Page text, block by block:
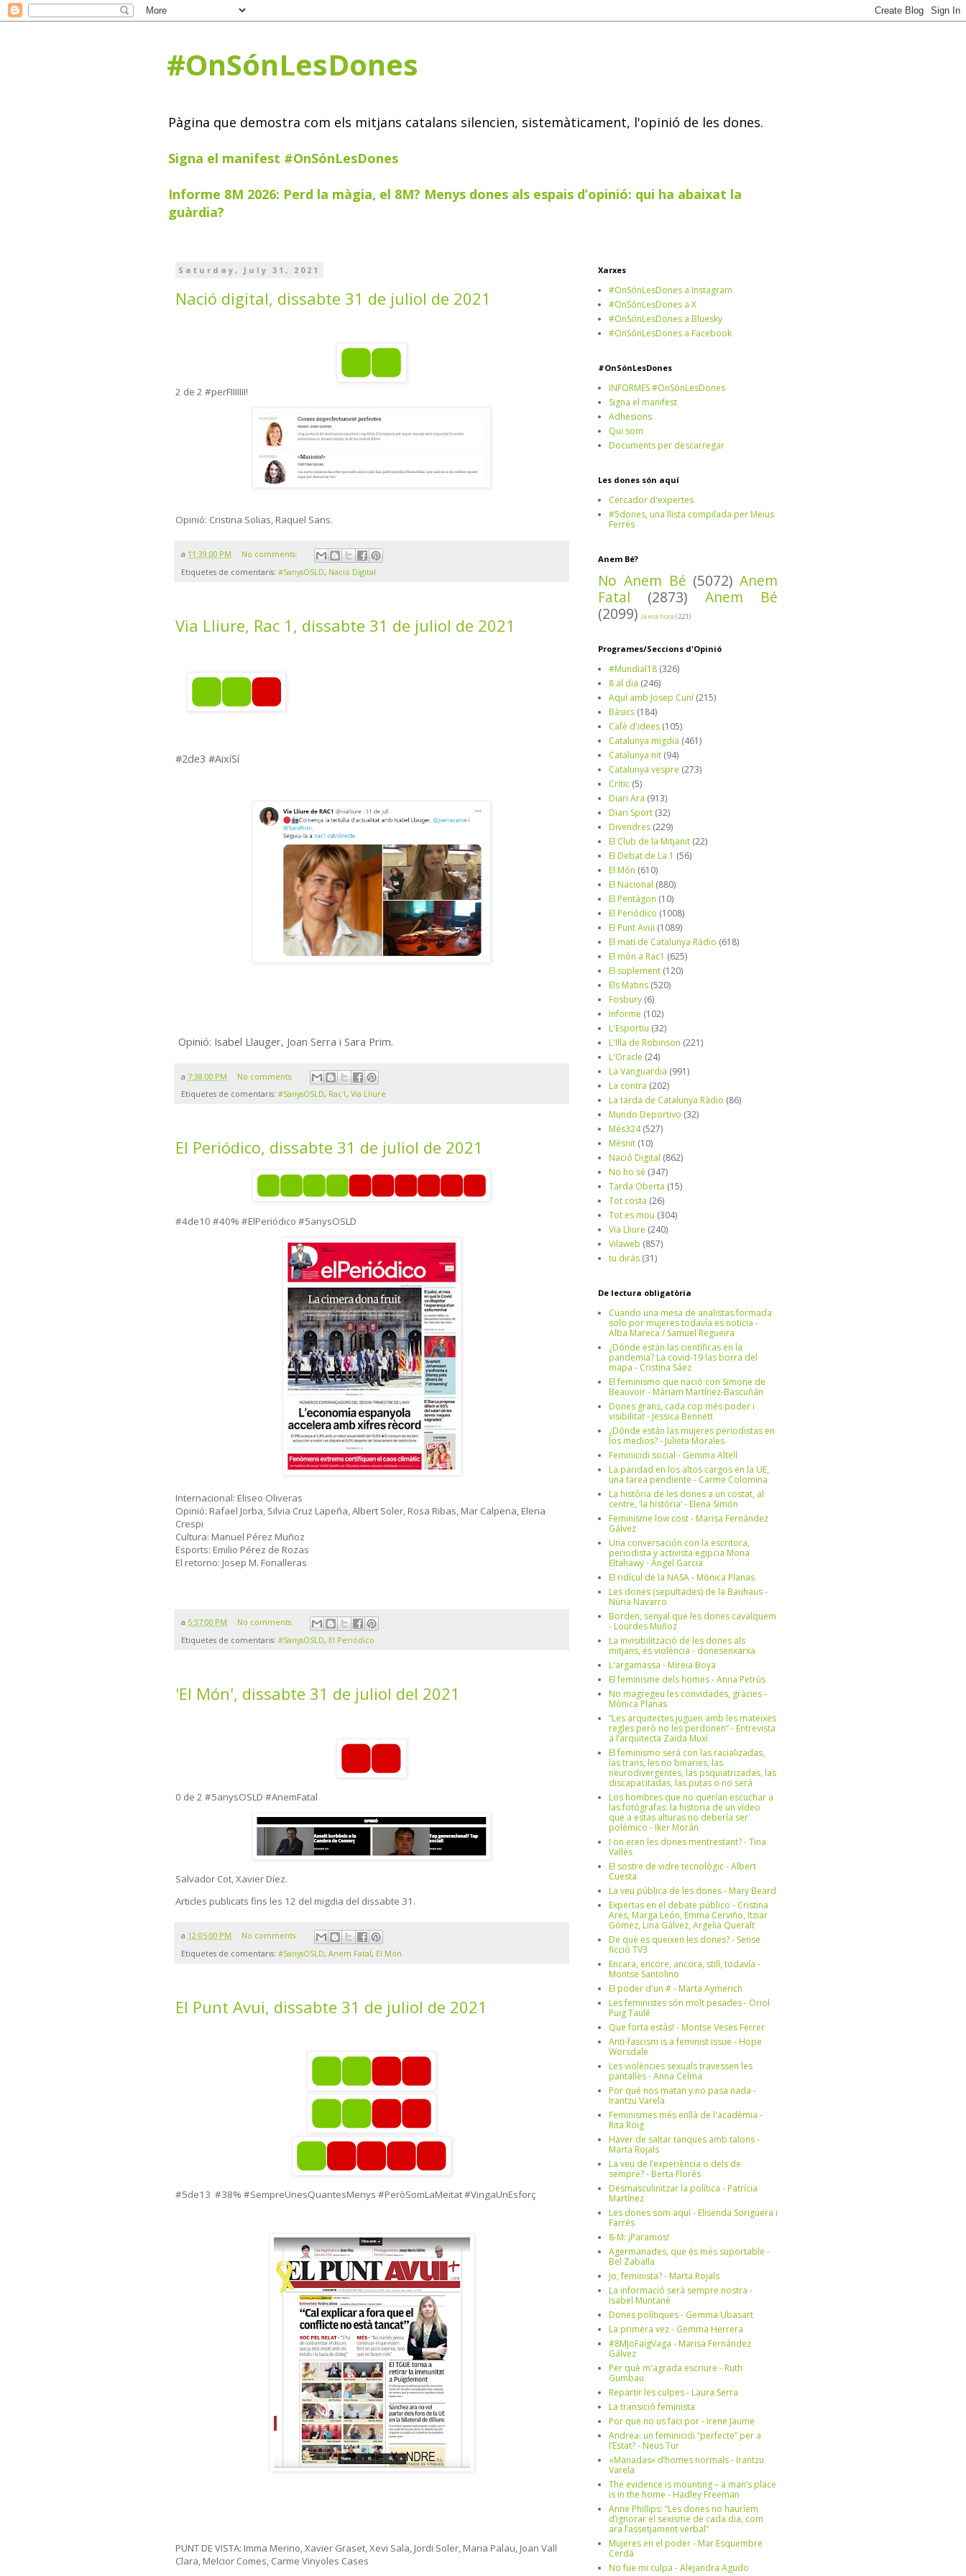
#OnSónLesDones
Pàgina que demostra com els mitjans catalans silencien, sistemàticament, l'opinió de les dones.
Signa el manifest #OnSónLesDones
Informe 8M 2026: Perd la màgia, el 8M? Menys dones als espais d’opinió: qui ha abaixat la
guàrdia?
Saturday, July 31, 2021
Nació digital, dissabte 31 de juliol de 2021
2 de 2 #perFIIIIIII!
Opinió: Cristina Solias, Raquel Sans.
a 11:39:00 PM
No comments:
Etiquetes de comentaris: #5anysOSLD, Nació Digital
Via Lliure, Rac 1, dissabte 31 de juliol de 2021
#2de3 #AixíSí
Opinió: Isabel Llauger, Joan Serra i Sara Prim.
a 7:38:00 PM
No comments:
Etiquetes de comentaris: #5anysOSLD, Rac1, Via Lliure
El Periódico, dissabte 31 de juliol de 2021
#4de10 #40% #ElPeriódico #5anysOSLD
Internacional: Eliseo Oliveras
Opinió: Rafael Jorba, Silvia Cruz Lapeña, Albert Soler, Rosa Ribas, Mar Calpena, Elena
Crespi
Cultura: Manuel Pérez Muñoz
Esports: Emilio Pérez de Rozas
El retorno: Josep M. Fonalleras
a 5:37:00 PM
No comments:
Etiquetes de comentaris: #5anysOSLD, El Periódico
'El Món', dissabte 31 de juliol del 2021
0 de 2 #5anysOSLD #AnemFatal
Salvador Cot, Xavier Díez.
Articles publicats fins les 12 del migdia del dissabte 31.
a 12:05:00 PM
No comments:
Etiquetes de comentaris: #5anysOSLD, Anem Fatal, El Món
El Punt Avui, dissabte 31 de juliol de 2021
#5de13 #38% #SempreUnesQuantesMenys #PeròSomLaMeitat #VingaUnEsforç
PUNT DE VISTA: Imma Merino, Xavier Graset, Xevi Sala, Jordi Soler, Maria Palau, Joan Vall
Clara, Melcior Comes, Carme Vinyoles Cases
Xarxes
#OnSónLesDones a Instagram
#OnSónLesDones a X
#OnSónLesDones a Bluesky
#OnSónLesDones a Facebook
#OnSónLesDones
INFORMES #OnSónLesDones
Signa el manifest
Adhesions
Qui som
Documents per descarregar
Les dones són aquí
Cercador d'expertes
#5dones, una llista compilada per Meius
Ferrés
Anem Bé?
No Anem Bé (5072) Anem
Fatal
(2873)
Anem Bé
(2099) Ja era hora (221)
Programes/Seccions d'Opinió
#Mundial18 (326)
8 al dia (246)
Aquí amb Josep Cuní (215)
Bàsics (184)
Cafè d'idees (105)
Catalunya migdia (461)
Catalunya nit (94)
Catalunya vespre (273)
Crític (5)
Diari Ara (913)
Diari Sport (32)
Divendres (229)
El Club de la Mitjanit (22)
El Debat de La 1 (56)
El Món (610)
El Nacional (880)
El Pentàgon (10)
El Periódico (1008)
El Punt Avui (1089)
El matí de Catalunya Ràdio (618)
El món a Rac1 (625)
El suplement (120)
Els Matins (520)
Fosbury (6)
Informe (102)
L'Esportiu (32)
L'Illa de Robinson (221)
L'Oracle (24)
La Vanguardia (991)
La contra (202)
La tarda de Catalunya Ràdio (86)
Mundo Deportivo (32)
Més324 (527)
Mésnit (10)
Nació Digital (862)
No ho sé (347)
Tarda Oberta (15)
Tot costa (26)
Tot es mou (304)
Via Lliure (240)
Vilaweb (857)
tu diràs (31)
De lectura obligatòria
Cuando una mesa de analistas formada
solo por mujeres todavía es noticia -
Alba Mareca / Samuel Regueira
¿Dónde están las científicas en la
pandemia? La covid-19 las borra del
mapa - Cristina Sáez
El feminismo que nació con Simone de
Beauvoir - Máriam Martínez-Bascuñán
Dones grans, cada cop més poder i
visibilitat - Jessica Bennett
¿Dónde están las mujeres periodistas en
los medios? - Julieta Morales
Feminicidi social - Gemma Altell
La paridad en los altos cargos en la UE,
una tarea pendiente - Carme Colomina
La història de les dones a un costat, al
centre, ‘la història’ - Elena Simón
Feminisme low cost - Marisa Fernández
Gálvez
Una conversación con la escritora,
periodista y activista egipcia Mona
Eltahawy - Àngel Garcia
El ridícul de la NASA - Mònica Planas
Les dones (sepultades) de la Bauhaus -
Núria Navarro
Borden, senyal que les dones cavalquem
- Lourdes Muñoz
La invisibilització de les dones als
mitjans, és violència - donesenxarxa
L'argamassa - Mireia Boya
El feminisme dels homes - Anna Petrús
No magregeu les convidades, gràcies -
Mònica Planas
“Les arquitectes juguen amb les mateixes
regles però no les perdonen” - Entrevista
a l’arquitecta Zaida Muxí
El feminismo será con las racializadas,
las trans, les no binaries, las
neurodivergentes, las psquiatrizadas, las
discapacitadas, las putas o no será
Los hombres que no querían escuchar a
las fotógrafas: la historia de un vídeo
que a estas alturas no debería ser
polémico - Iker Morán
I on eren les dones mentrestant? - Tina
Vallès
El sostre de vidre tecnològic - Albert
Cuesta
La veu pública de les dones - Mary Beard
Expertas en el debate público - Cristina
Ares, Marga León, Emma Cerviño, Itziar
Gómez, Lina Gálvez, Argelia Queralt
De què es queixen les dones? - Sense
ficció TV3
Encara, encore, ancora, still, todavía -
Montse Santolino
El poder d'un # - Marta Aymerich
Les feministes són molt pesades - Oriol
Puig Taulé
Que forta estàs! - Montse Veses Ferrer
Anti-fascism is a feminist issue - Hope
Worsdale
Les violències sexuals travessen les
pantalles - Anna Celma
Por qué nos matan y no pasa nada -
Irantzu Varela
Feminismes més enllà de l'acadèmia -
Rita Roig
Haver de saltar tanques amb talons -
Marta Rojals
La veu de l’experiència o dels de
sempre? - Berta Florés
Desmasculinitzar la política - Patrícia
Martínez
Les dones som aquí - Elisenda Soriguera i
Farrés
8-M: ¡Paramos!
Agermanades, que és més suportable -
Bel Zaballa
Jo, feminista? - Marta Rojals
La informació serà sempre nostra -
Isabel Muntané
Dones polítiques - Gemma Ubasart
La primera vez - Gemma Herrera
#8MJoFaigVaga - Marisa Fernández
Gálvez
Per què m'agrada escriure - Ruth
Gumbau
Repartir les culpes - Laura Serra
La transició feminista
Por que no us faci por - Irene Jaume
Andrea: un feminicidi “perfecte” per a
l’Estat? - Neus Tur
«Manadas» d’homes normals - Irantzu
Varela
The evidence is mounting – a man’s place
is in the home - Hadley Freeman
Anne Phillips: “Les dones no hauríem
d’ignorar el sexisme de cada dia, com
ara l’assetjament verbal”
Mujeres en el poder - Mar Esquembre
Cerdá
No fue mi culpa - Alejandra Agudo